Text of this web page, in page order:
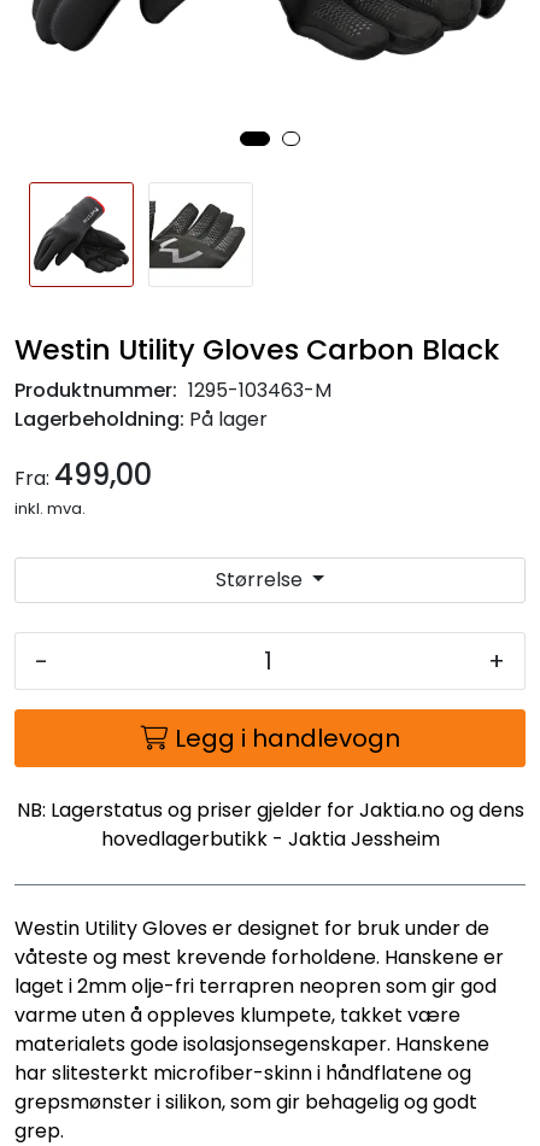
Westin Utility Gloves Carbon Black
Produktnummer: 1295-103463-M
Lagerbeholdning: På lager
Fra: 499,00
inkl. mva.
Størrelse
- +
Legg i handlevogn
NB: Lagerstatus og priser gjelder for Jaktia.no og dens
hovedlagerbutikk - Jaktia Jessheim
Westin Utility Gloves er designet for bruk under de
våteste og mest krevende forholdene. Hanskene er
laget i 2mm olje-fri terrapren neopren som gir god
varme uten å oppleves klumpete, takket være
materialets gode isolasjonsegenskaper. Hanskene
har slitesterkt microfiber-skinn i håndflatene og
grepsmønster i silikon, som gir behagelig og godt
grep.